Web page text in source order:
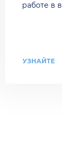
работе в
УЗНАЙТЕ